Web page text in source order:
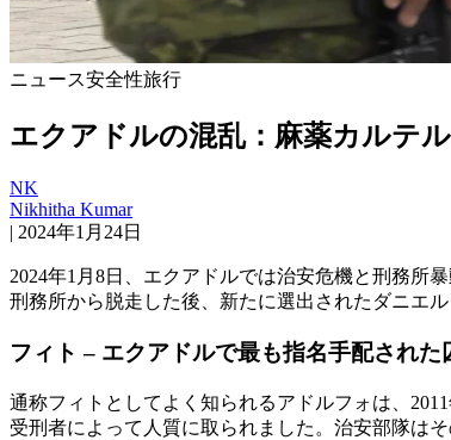
ニュース安全性旅行
エクアドルの混乱：麻薬カルテ
NK
Nikhitha Kumar
| 2024年1月24日
2024年1月8日、エクアドルでは治安危機と刑務所
刑務所から脱走した後、新たに選出されたダニエ
フィト – エクアドルで最も指名手配された
通称フィトとしてよく知られるアドルフォは、
受刑者によって人質に取られました。治安部隊は